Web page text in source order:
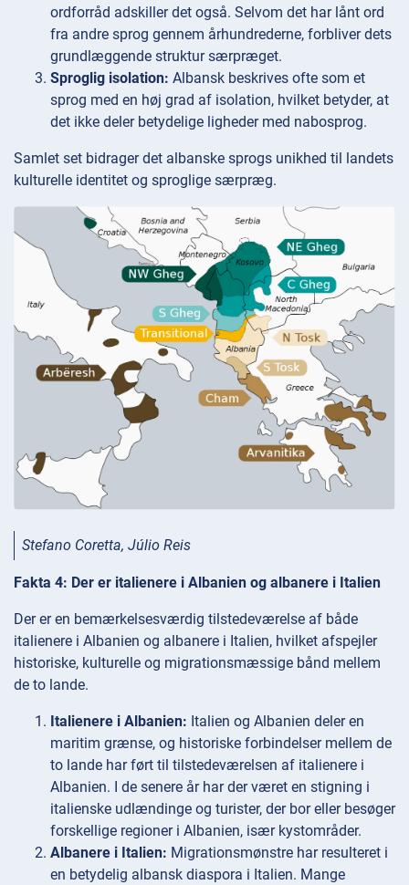
ordforråd adskiller det også. Selvom det har lånt ord
fra andre sprog gennem århundrederne, forbliver dets
grundlæggende struktur særpræget.
Sproglig isolation: Albansk beskrives ofte som et
sprog med en høj grad af isolation, hvilket betyder, at
det ikke deler betydelige ligheder med nabosprog.
Samlet set bidrager det albanske sprogs unikhed til landets
kulturelle identitet og sproglige særpræg.
Stefano Coretta, Júlio Reis
Fakta 4: Der er italienere i Albanien og albanere i Italien
Der er en bemærkelsesværdig tilstedeværelse af både
italienere i Albanien og albanere i Italien, hvilket afspejler
historiske, kulturelle og migrationsmæssige bånd mellem
de to lande.
Italienere i Albanien: Italien og Albanien deler en
maritim grænse, og historiske forbindelser mellem de
to lande har ført til tilstedeværelsen af italienere i
Albanien. I de senere år har der været en stigning i
italienske udlændinge og turister, der bor eller besøger
forskellige regioner i Albanien, især kystområder.
Albanere i Italien: Migrationsmønstre har resulteret i
en betydelig albansk diaspora i Italien. Mange